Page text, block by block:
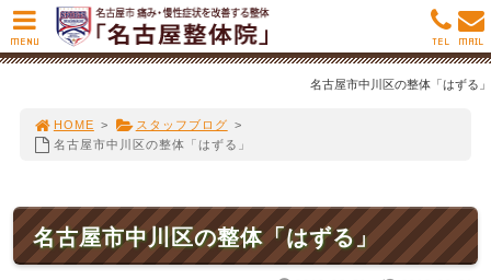
名古屋市中川区の整体「はずる」
HOME > スタッフブログ >
名古屋市中川区の整体「はずる」
名古屋市中川区の整体「はずる」
MENU MAIL
TEL